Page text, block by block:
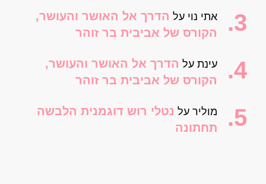
אתי נוי על הדרך אל האושר והעושר,
הקורס של אביבית בר זוהר
עינת על הדרך אל האושר והעושר,
הקורס של אביבית בר זוהר
מוליר על נטלי רוש דוגמנית הלבשה
תחתונה